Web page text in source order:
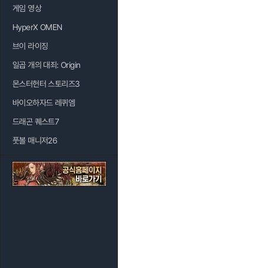
게임 영상
HyperX OMEN
브이 라이징
일곱 개의 대죄: Origin
몬스터헌터 스토리즈3
바이오하자드 레퀴엠
드래곤 퀘스트7
풋볼 매니저26